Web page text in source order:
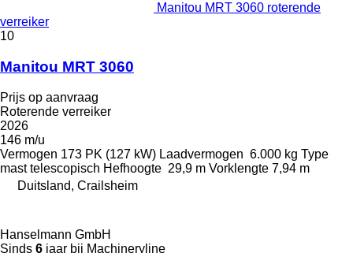
Manitou MRT 3060 roterende
verreiker
10
Manitou MRT 3060
Prijs op aanvraag
Roterende verreiker
2026
146 m/u
Vermogen 173 PK (127 kW) Laadvermogen 6.000 kg Type
mast telescopisch Hefhoogte 29,9 m Vorklengte 7,94 m
Duitsland, Crailsheim
Hanselmann GmbH
Sinds 6 jaar bij Machineryline